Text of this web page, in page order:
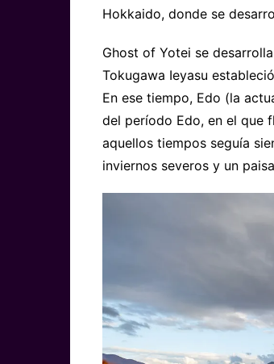
Hokkaido, donde se
Ghost of Yotei se
Tokugawa Ieyasu
En ese tiempo, Edo (la
del período Edo, en el que
aquellos tiempos seguía
inviernos severos y un